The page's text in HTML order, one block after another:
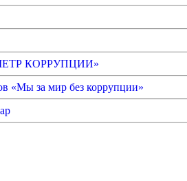
КОРРУПЦИИ»
«Мы за мир без коррупции»